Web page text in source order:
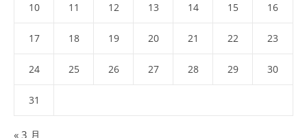
10 11 12 13 14 15 16
17 18 19 20 21 22 23
24 25 26 27 28 29 30
31
« 3 月